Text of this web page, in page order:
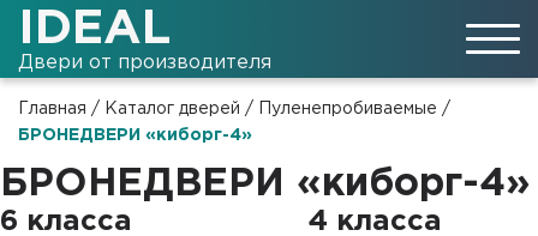
IDEAL
Двери от производителя
Главная / Каталог дверей / Пуленепробиваемые /
БРОНЕДВЕРИ «киборг-4»
БРОНЕДВЕРИ «киборг-4»
6 класса
4 класса